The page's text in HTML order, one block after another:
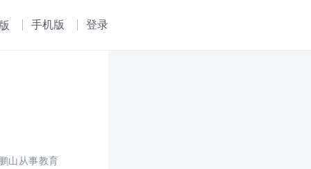
手机版 登录
山从事教育